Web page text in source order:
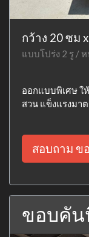
กว้าง 20 ซม
แบบโปร่ง 2 รู /
ออกแบบพิเศษ ใ
สวน แข็งแรงมา
สอบถาม ข
ขอบคัน